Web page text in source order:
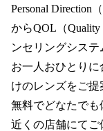
ブランド一覧
コンテンツを探
スタッフコンテン
スタッフコンテ
Personal Direction
からQOL（
ンセリングシステ
お一人おひとり
けのレンズをご提
無料でどなたでも
近くの店舗にてご